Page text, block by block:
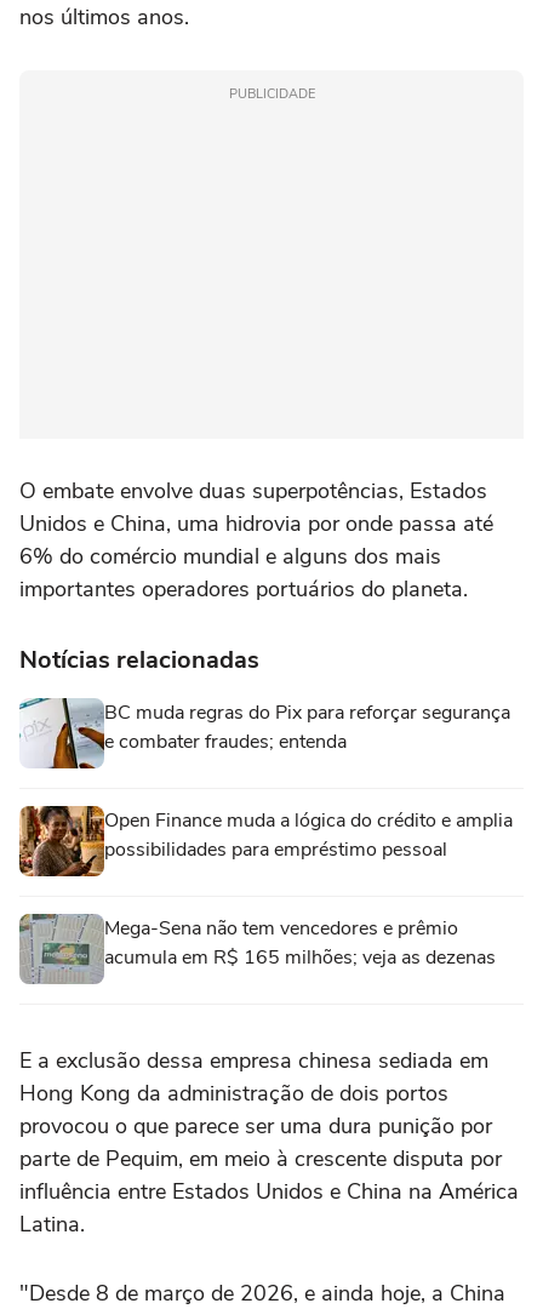
nos últimos anos.
PUBLICIDADE
O embate envolve duas superpotências, Estados
Unidos e China, uma hidrovia por onde passa até
6% do comércio mundial e alguns dos mais
importantes operadores portuários do planeta.
Notícias relacionadas
BC muda regras do Pix para reforçar segurança
e combater fraudes; entenda
Open Finance muda a lógica do crédito e amplia
possibilidades para empréstimo pessoal
Mega-Sena não tem vencedores e prêmio
acumula em R$ 165 milhões; veja as dezenas
E a exclusão dessa empresa chinesa sediada em
Hong Kong da administração de dois portos
provocou o que parece ser uma dura punição por
parte de Pequim, em meio à crescente disputa por
influência entre Estados Unidos e China na América
Latina.
"Desde 8 de março de 2026, e ainda hoje, a China